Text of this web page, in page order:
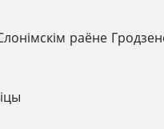
раёне